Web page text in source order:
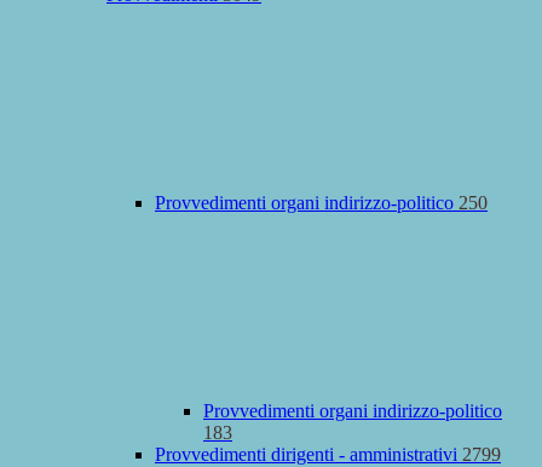
Provvedimenti organi indirizzo-politico 250
Provvedimenti organi indirizzo-politico
183
Provvedimenti dirigenti - amministrativi 2799